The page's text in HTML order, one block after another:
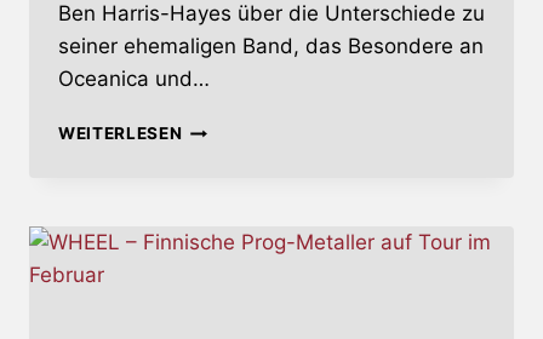
Ben Harris-Hayes über die Unterschiede zu
seiner ehemaligen Band, das Besondere an
Oceanica und…
WEITERLESENOCEANICA
ZEITVERSCHWENDUNG